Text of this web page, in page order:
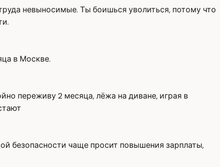
невыносимые. Ты боишься уволиться, потому что
в Москве.
переживу 2 месяца, лёжа на диване, играя в
безопасности чаще просит повышения зарплаты,